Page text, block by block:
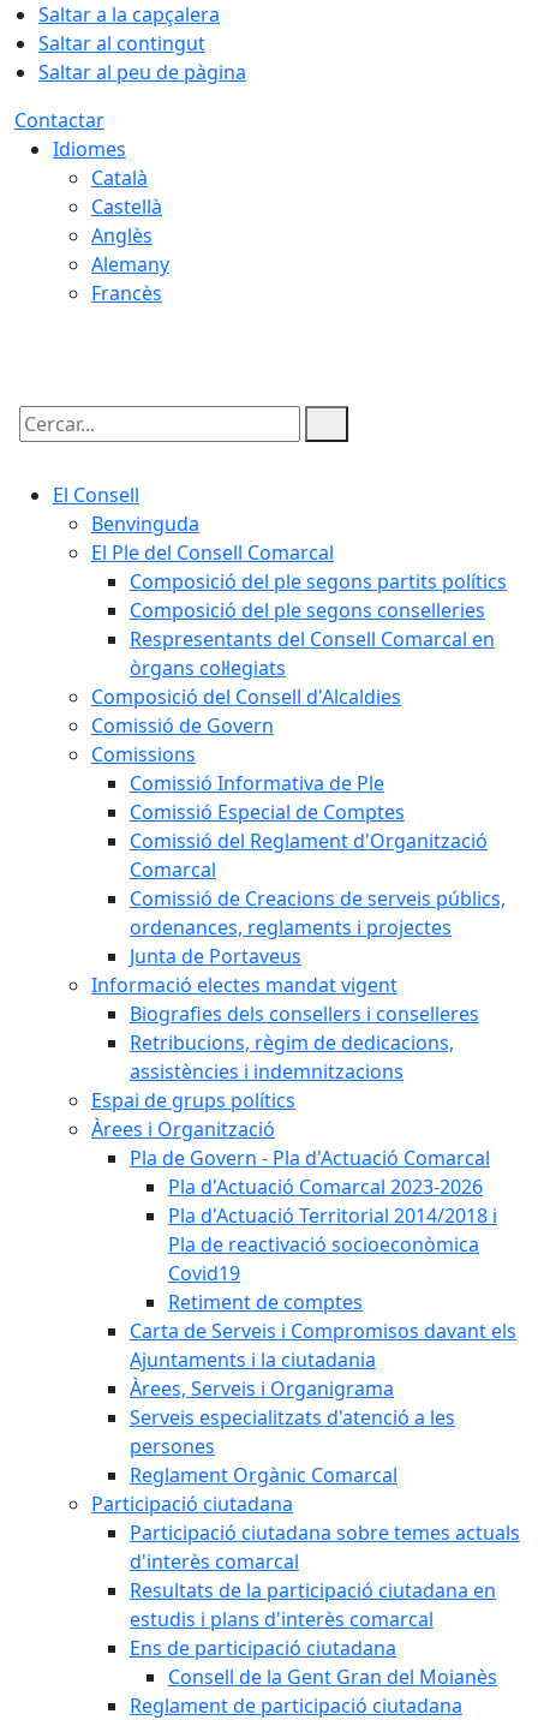
Saltar a la capçalera
Saltar al contingut
Saltar al peu de pàgina
Contactar
Idiomes
Català
Castellà
Anglès
Alemany
Francès
Cercar:
El Consell
Benvinguda
El Ple del Consell Comarcal
Composició del ple segons partits polítics
Composició del ple segons conselleries
Respresentants del Consell Comarcal en
òrgans col·legiats
Composició del Consell d'Alcaldies
Comissió de Govern
Comissions
Comissió Informativa de Ple
Comissió Especial de Comptes
Comissió del Reglament d'Organització
Comarcal
Comissió de Creacions de serveis públics,
ordenances, reglaments i projectes
Junta de Portaveus
Informació electes mandat vigent
Biografies dels consellers i conselleres
Retribucions, règim de dedicacions,
assistències i indemnitzacions
Espai de grups polítics
Àrees i Organització
Pla de Govern - Pla d'Actuació Comarcal
Pla d'Actuació Comarcal 2023-2026
Pla d'Actuació Territorial 2014/2018 i
Pla de reactivació socioeconòmica
Covid19
Retiment de comptes
Carta de Serveis i Compromisos davant els
Ajuntaments i la ciutadania
Àrees, Serveis i Organigrama
Serveis especialitzats d'atenció a les
persones
Reglament Orgànic Comarcal
Participació ciutadana
Participació ciutadana sobre temes actuals
d'interès comarcal
Resultats de la participació ciutadana en
estudis i plans d'interès comarcal
Ens de participació ciutadana
Consell de la Gent Gran del Moianès
Reglament de participació ciutadana